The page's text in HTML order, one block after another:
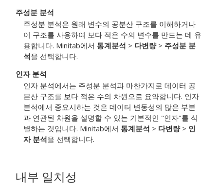
주성분 분석
주성분 분석은 원래 변수의 공분산 구조를 이해하거나
이 구조를 사용하여 보다 적은 수의 변수를 만드는 데 유
용합니다. Minitab에서 통계분석 > 다변량> 주성분 분
석을 선택합니다.
인자 분석
인자 분석에서는 주성분 분석과 마찬가지로 데이터 공
분산 구조를 보다 적은 수의 차원으로 요약합니다. 인자
분석에서 중요시하는 것은 데이터 변동성의 많은 부분
과 연관된 차원을 설명할 수 있는 기본적인 "인자"를 식
별하는 것입니다. Minitab에서 통계분석 > 다변량> 인
자 분석을 선택합니다.
내부 일치성